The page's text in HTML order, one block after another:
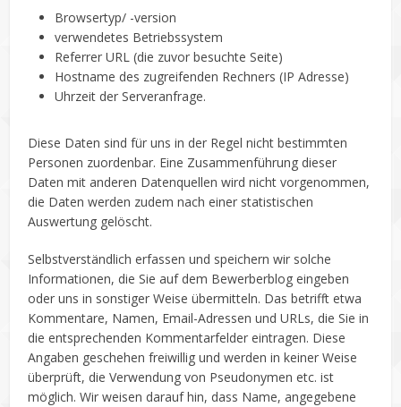
Browsertyp/ -version
verwendetes Betriebssystem
Referrer URL (die zuvor besuchte Seite)
Hostname des zugreifenden Rechners (IP Adresse)
Uhrzeit der Serveranfrage.
Diese Daten sind für uns in der Regel nicht bestimmten
Personen zuordenbar. Eine Zusammenführung dieser
Daten mit anderen Datenquellen wird nicht vorgenommen,
die Daten werden zudem nach einer statistischen
Auswertung gelöscht.
Selbstverständlich erfassen und speichern wir solche
Informationen, die Sie auf dem Bewerberblog eingeben
oder uns in sonstiger Weise übermitteln. Das betrifft etwa
Kommentare, Namen, Email-Adressen und URLs, die Sie in
die entsprechenden Kommentarfelder eintragen. Diese
Angaben geschehen freiwillig und werden in keiner Weise
überprüft, die Verwendung von Pseudonymen etc. ist
möglich. Wir weisen darauf hin, dass Name, angegebene